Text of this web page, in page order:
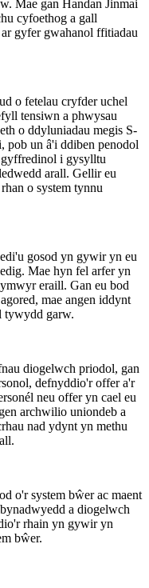
Mae gan Handan Jinmai
cyfoethog a gall
gyfer gwahanol ffitiadau
o fetelau cryfder uchel
tensiwn a phwysau
o ddyluniadau megis S-
pob un â'i ddiben penodol
i gysylltu
arall. Gellir eu
o system tynnu
gosod yn gywir yn eu
Mae hyn fel arfer yn
eraill. Gan eu bod
mae angen iddynt
tywydd garw.
diogelwch priodol, gan
defnyddio'r offer a'r
neu offer yn cael eu
archwilio uniondeb a
nad ydynt yn methu
o'r system bŵer ac maent
a diogelwch
rhain yn gywir yn
bŵer.